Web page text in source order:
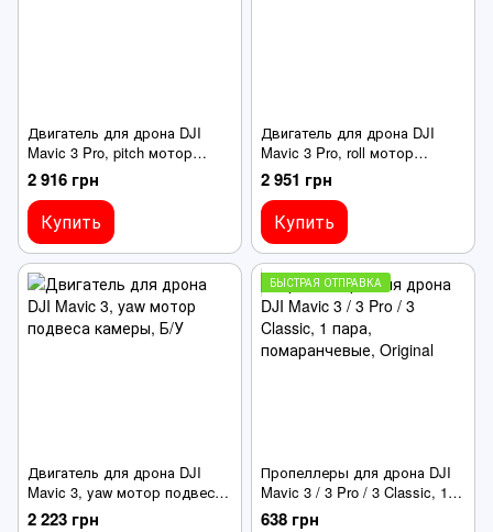
Двигатель для дрона DJI
Mavic 3 Pro, pitch мотор
подвеса камеры, Original
2 916 грн
Купить
Двигатель для дрона DJI
Mavic 3 Pro, roll мотор
подвеса камеры, Original
2 951 грн
Купить
Двигатель для дрона DJI
Mavic 3, yaw мотор подвеса
камеры, Б/У
2 223 грн
БЫСТРАЯ ОТПРАВКА
Пропеллеры для дрона DJI
Mavic 3 / 3 Pro / 3 Classic, 1
пара, помаранчевые, Original
638 грн